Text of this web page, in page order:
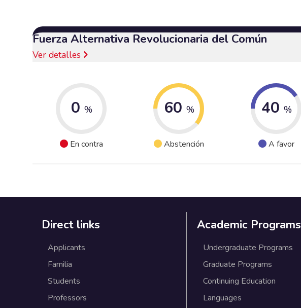
Fuerza Alternativa Revolucionaria del Común
Ver detalles
0 %
En contra
60 %
Abstención
40 %
A favor
Direct links
Applicants
Familia
Students
Professors
Academic Programs
Undergraduate Programs
Graduate Programs
Continuing Education
Languages